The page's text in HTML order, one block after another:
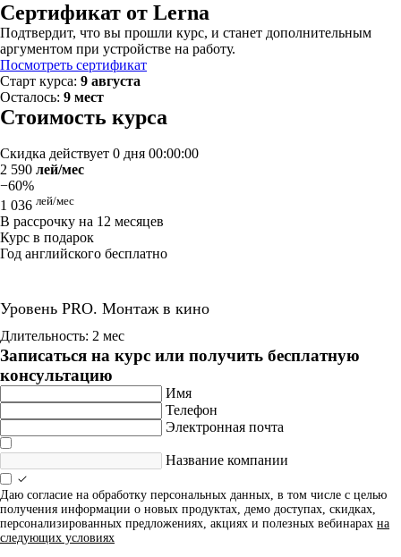
Сертификат от Lerna
Подтвердит, что вы прошли курс, и станет дополнительным
аргументом при устройстве на работу.
Посмотреть сертификат
Старт курса: 9 августа
Осталось: 9 мест
Стоимость курса
Скидка действует 0 дня 00:00:00
2 590 лей/мес
−60%
1 036 лей/мес
В рассрочку на 12 месяцев
Курс в подарок
Год английского бесплатно
Уровень PRO. Монтаж в кино
Длительность: 2 мес
Записаться на курс или получить бесплатную
консультацию
Имя
Телефон
Электронная почта
Название компании
Даю согласие на обработку персональных данных, в том числе с целью
получения информации о новых продуктах, демо доступах, скидках,
персонализированных предложениях, акциях и полезных вебинарах на
следующих условиях